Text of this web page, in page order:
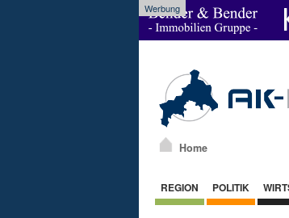
Werbung
Home
REGION POLITIK